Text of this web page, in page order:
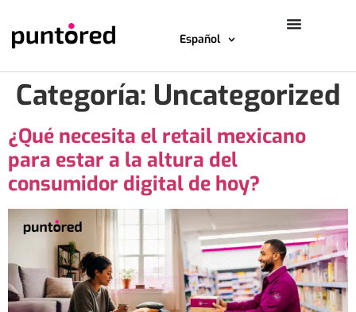
Español
Categoría: Uncategorized
¿Qué necesita el retail mexicano
para estar a la altura del
consumidor digital de hoy?